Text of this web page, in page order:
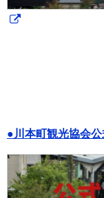
●川本町観光協会